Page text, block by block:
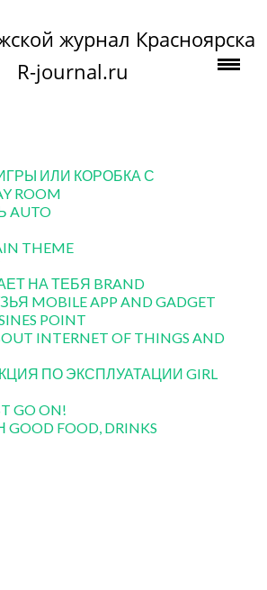
журнал Красноярска
R-journal.ru
ИЛИ КОРОБКА С
ROOM
AUTO
THEME
НА ТЕБЯ BRAND
MOBILE APP AND GADGET
POINT
INTERNET OF THINGS AND
ПО ЭКСПЛУАТАЦИИ GIRL
GO ON!
FOOD, DRINKS